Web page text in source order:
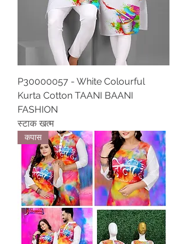
P30000057 - White Colourful
Kurta Cotton TAANI BAANI
FASHION
स्टाक खत्म
कपास